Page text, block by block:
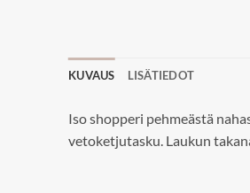
KUVAUS LISÄTIEDOT
Iso shopperi pehmeästä
vetoketjutasku. Laukun